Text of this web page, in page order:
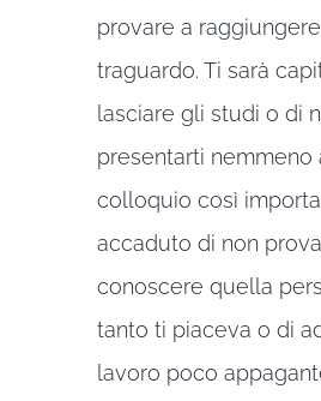
provare a
traguardo. Ti sarà
lasciare gli studi o di
presentarti nemmeno
colloquio così
accaduto di non
conoscere quella
tanto ti piaceva o di
lavoro poco